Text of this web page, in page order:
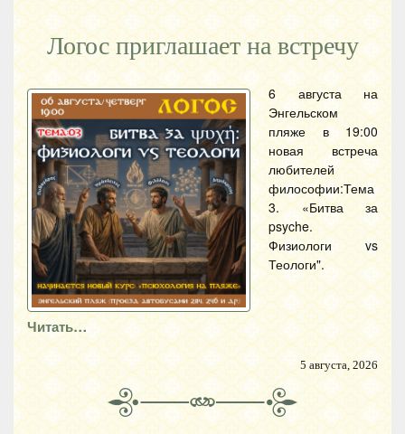
Логос приглашает на встречу
6 августа на
Энгельском
пляже в 19:00
новая встреча
любителей
философии:Тема
3. «Битва за
psyche.
Физиологи vs
Теологи".
Читать…
5 августа, 2026